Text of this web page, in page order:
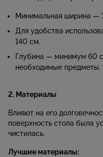
Минимальная ширина —
Для удобства
140 см.
Глубина — минимум 60
необходимые предметы.
2. Материалы
Влияют на его
поверхность стола была
чистилась.
Лучшие материалы: